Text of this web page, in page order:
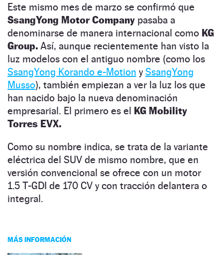
Este mismo mes de marzo se confirmó que
SsangYong Motor Company pasaba a
denominarse de manera internacional como KG
Group. Así, aunque recientemente han visto la
luz modelos con el antiguo nombre (como los
SsangYong Korando e-Motion ySsangYong
Musso), también empiezan a ver la luz los que
han nacido bajo la nueva denominación
empresarial. El primero es el KG Mobility
Torres EVX.
Como su nombre indica, se trata de la variante
eléctrica del SUV de mismo nombre, que en
versión convencional se ofrece con un motor
1.5 T-GDI de 170 CV y con tracción delantera o
integral.
MÁS INFORMACIÓN